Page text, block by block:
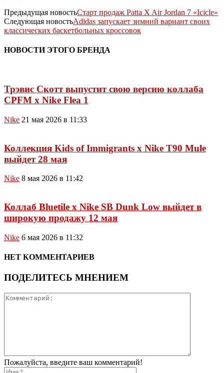
Предыдущая новостьСтарт продаж Patta X Air Jordan 7 «Icicle»
Следующая новостьAdidas запускает зимний вариант своих
классических баскетбольных кроссовок
НОВОСТИ ЭТОГО БРЕНДА
Трэвис Скотт выпустит свою версию коллаба
CPFM x Nike Flea 1
Nike 21 мая 2026 в 11:33
Коллекция Kids of Immigrants x Nike T90 Mule
выйдет 28 мая
Nike 8 мая 2026 в 11:42
Коллаб Bluetile x Nike SB Dunk Low выйдет в
широкую продажу 12 мая
Nike 6 мая 2026 в 11:32
НЕТ КОММЕНТАРИЕВ
ПОДЕЛИТЕСЬ МНЕНИЕМ
Пожалуйста, введите ваш комментарий!